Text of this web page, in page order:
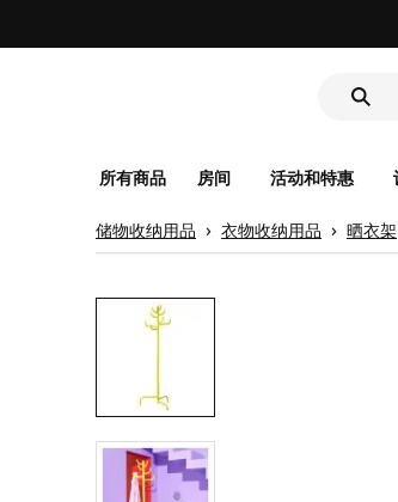
所有商品 房间 活动和特惠
储物收纳用品 衣物收纳用品 晒衣架